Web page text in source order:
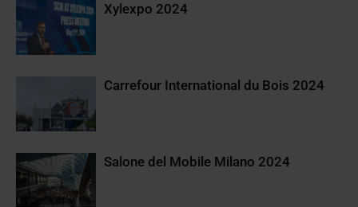
Xylexpo 2024
Carrefour International du Bois 2024
Salone del Mobile Milano 2024